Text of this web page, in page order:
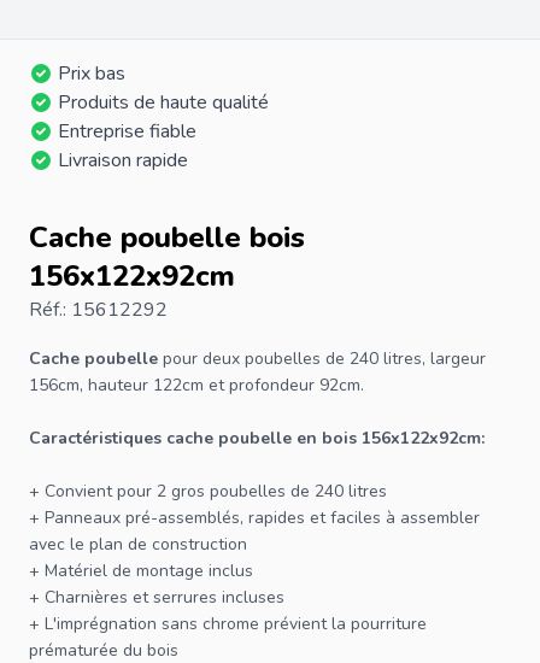
Prix bas
Produits de haute qualité
Entreprise fiable
Livraison rapide
Cache poubelle bois
156x122x92cm
Réf.: 15612292
Cache poubelle pour deux poubelles de 240 litres, largeur
156cm, hauteur 122cm et profondeur 92cm.
Caractéristiques cache poubelle en bois 156x122x92cm:
+ Convient pour 2 gros poubelles de 240 litres
+ Panneaux pré-assemblés, rapides et faciles à assembler
avec le plan de construction
+ Matériel de montage inclus
+ Charnières et serrures incluses
+ L'imprégnation sans chrome prévient la pourriture
prématurée du bois